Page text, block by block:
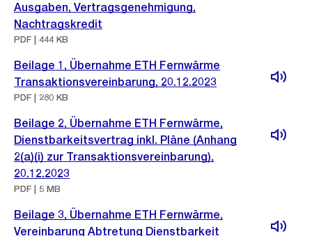
Ausgaben, Vertragsgenehmigung,
Nachtragskredit
PDF | 444 KB
Beilage 1, Übernahme ETH Fernwärme
Transaktionsvereinbarung, 20.12.2023
PDF | 280 KB
Beilage 2, Übernahme ETH Fernwärme,
Dienstbarkeitsvertrag inkl. Pläne (Anhang
2(a)(i) zur Transaktionsvereinbarung),
20.12.2023
PDF | 5 MB
Beilage 3, Übernahme ETH Fernwärme,
Vereinbarung Abtretung Dienstbarkeit